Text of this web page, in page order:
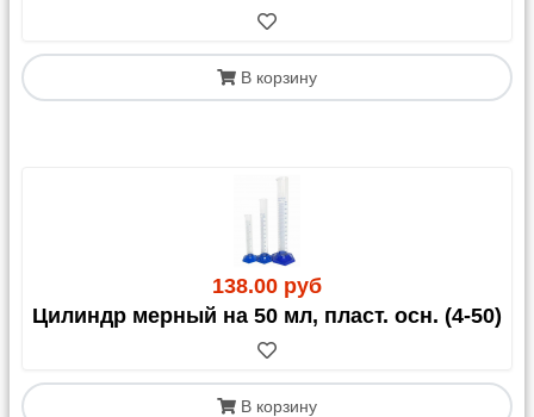
В корзину
138.00 руб
Цилиндр мерный на 50 мл, пласт. осн. (4-50)
В корзину